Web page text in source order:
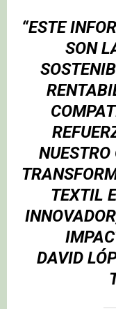
“ESTE
SON
TEXTIL
DAVID